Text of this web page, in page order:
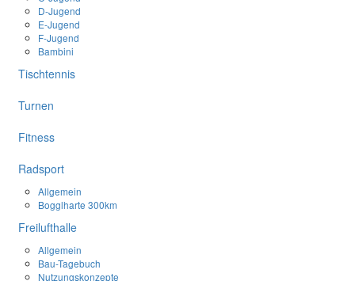
D-Jugend
E-Jugend
F-Jugend
Bambini
Tischtennis
Turnen
Fitness
Radsport
Allgemein
Bogglharte 300km
Freilufthalle
Allgemein
Bau-Tagebuch
Nutzungskonzepte